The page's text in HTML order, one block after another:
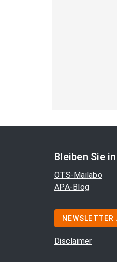
Bleiben Sie
OTS-Mailabo
APA-Blog
NEWSLETTER
Disclaimer